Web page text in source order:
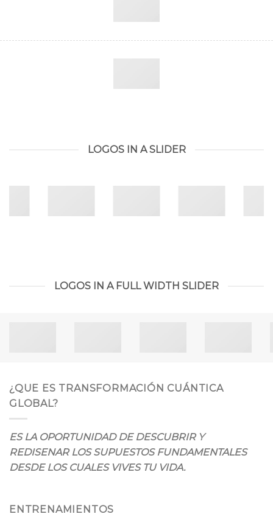
LOGOS IN A SLIDER
LOGOS IN A FULL WIDTH SLIDER
¿QUE ES TRANSFORMACIÓN CUÁNTICA
GLOBAL?
ES LA OPORTUNIDAD DE DESCUBRIR Y
REDISENAR LOS SUPUESTOS FUNDAMENTALES
DESDE LOS CUALES VIVES TU VIDA.
ENTRENAMIENTOS